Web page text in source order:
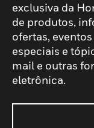
exclusiva da
de produtos,
ofertas,
especiais e
mail e outras
eletrônica.